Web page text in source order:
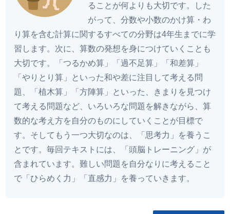
ることが何よりも大切です。した
がって、分数や小数のかけ算・わ
り算を含む計算に関するすべての分野は4年生までに学
習します。次に、算数の発想を身につけていくことも
大切です。「つるかめ算」「過不足算」「和差算」
「やりとり算」といった和や差に注目して考える問
題、「植木算」「方陣算」といった、きまりを見つけ
て考える問題など、いろいろな問題を解きながら、算
数的な考え方を自分のものにしていくことが目標で
す。そしてもう一つ大切なのは、「思考力」を養うこ
とです。毎回テキストには、「頭脳トレーニング」が
含まれています。難しい問題を自分なりに考えること
で「ひらめく力」「直感力」を養っていきます。